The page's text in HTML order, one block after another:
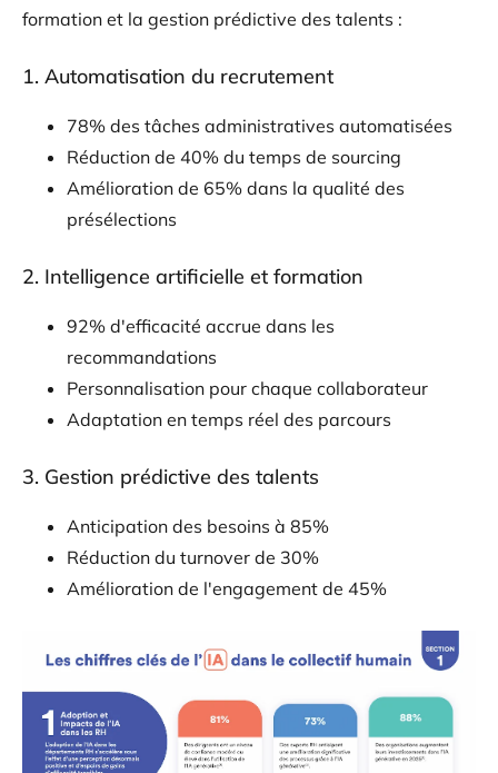
formation et la gestion prédictive des talents :
1. Automatisation du recrutement
78% des tâches administratives automatisées
Réduction de 40% du temps de sourcing
Amélioration de 65% dans la qualité des
présélections
2. Intelligence artificielle et formation
92% d'efficacité accrue dans les
recommandations
Personnalisation pour chaque collaborateur
Adaptation en temps réel des parcours
3. Gestion prédictive des talents
Anticipation des besoins à 85%
Réduction du turnover de 30%
Amélioration de l'engagement de 45%